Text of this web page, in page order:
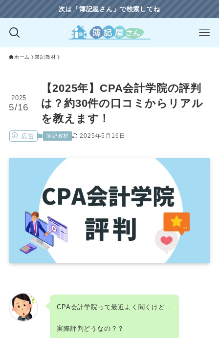
次は「簿記屋さん」で検索してね
ホーム 簿記教材
【2025年】CPA会計学院の評判
は？約30件の口コミからリアル
を教えます！
2025
5/16
広告 簿記教材 2025年5月16日
CPA会計学院って最近よく聞くけど…
実際評判どうなの？？